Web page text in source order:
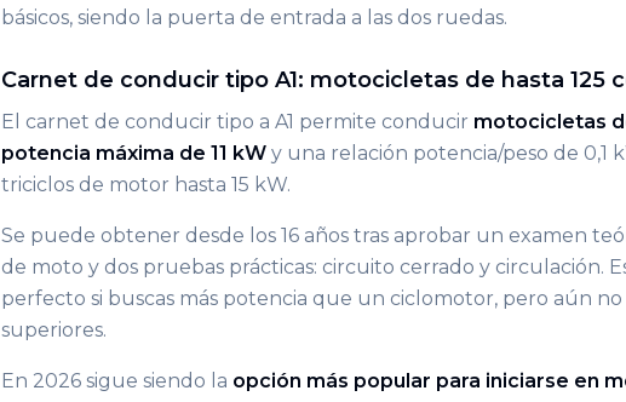
básicos, siendo la puerta de entrada a las dos ruedas.
Carnet de conducir tipo A1: motocicletas de hasta 125
El carnet de conducir tipo a A1 permite conducir motocicletas
potencia máxima de 11 kW y una relación potencia/peso de 0,1
triciclos de motor hasta 15 kW.
Se puede obtener desde los 16 años tras aprobar un examen
de moto y dos pruebas prácticas: circuito cerrado y circulación.
perfecto si buscas más potencia que un ciclomotor, pero aún
superiores.
En 2026 sigue siendo la opción más popular para iniciarse en